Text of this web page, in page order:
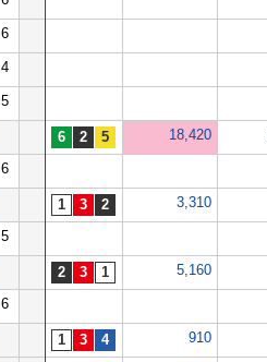
6
4
5
18,420
6
3,310
5
5,160
6
910